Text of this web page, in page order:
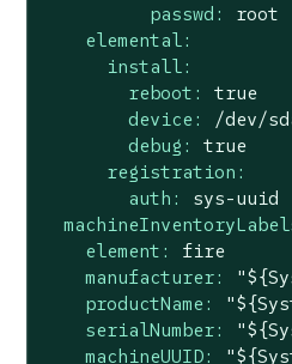
passwd:
root
elemental:
install:
reboot:
true
device:
/dev/
debug:
true
registration:
auth:
sys-uuid
element:
fire
manufacturer:
productName:
serialNumber:
machineUUID: